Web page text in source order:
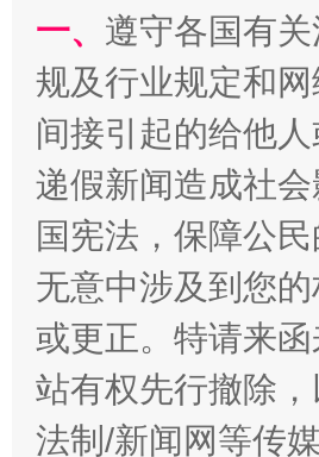
全民健身五年计划来了！等你
一、 遵守各国有
规及行业规定和
间接引起的给他
递假新闻造成社
国宪法，保障公
无意中涉及到您
或更正。特请来
站有权先行撤除
法制/新闻网等传